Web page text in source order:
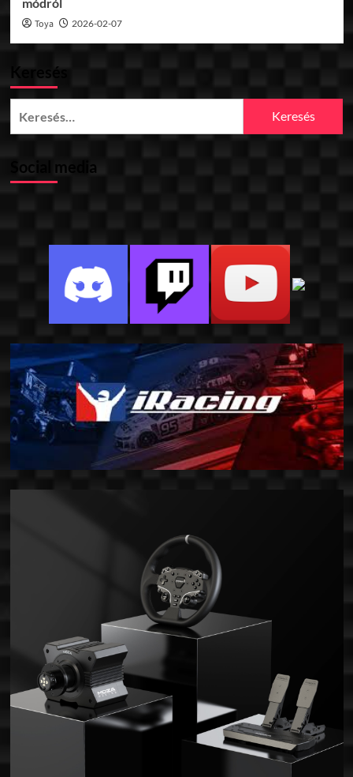
Toya 2026-02-07
Keresés
Social media